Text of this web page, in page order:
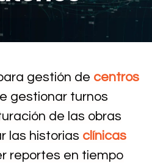
gestión de centros
gestionar turnos
de las obras
las historias clínicas
reportes en tiempo